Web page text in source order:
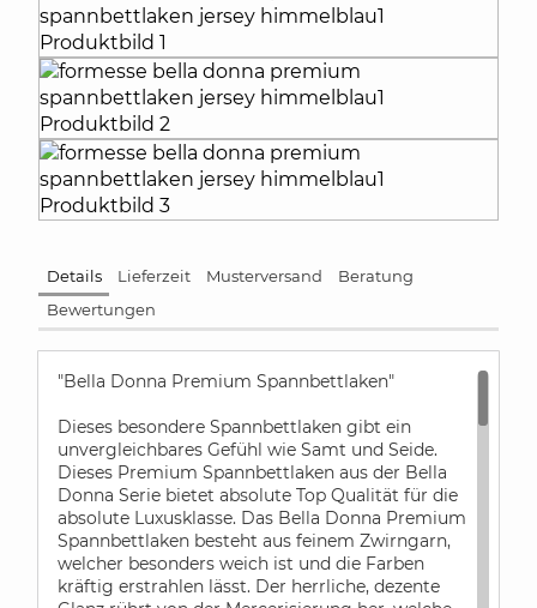
Details Lieferzeit Musterversand
Beratung
Bewertungen
"Bella Donna Premium Spannbettlaken"
Dieses besondere Spannbettlaken gibt ein
unvergleichbares Gefühl wie Samt und Seide.
Dieses Premium Spannbettlaken aus der Bella
Donna Serie bietet absolute Top Qualität für die
absolute Luxusklasse. Das Bella Donna Premium
Spannbettlaken besteht aus feinem Zwirngarn,
welcher besonders weich ist und die Farben
kräftig erstrahlen lässt. Der herrliche, dezente